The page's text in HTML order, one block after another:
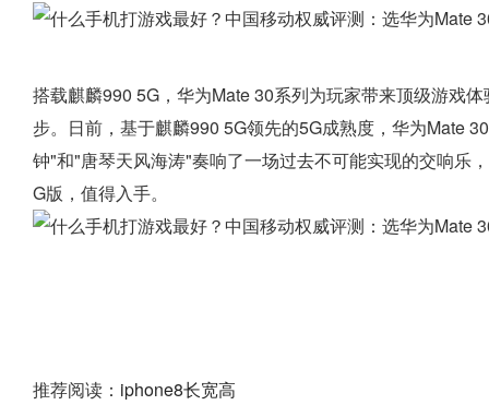
搭载麒麟990 5G，华为Mate 30系列为玩家带来顶级游戏
步。日前，基于麒麟990 5G领先的5G成熟度，华为Mate
钟"和"唐琴天风海涛"奏响了一场过去不可能实现的交响乐
G版，值得入手。
推荐阅读： iphone8长宽高